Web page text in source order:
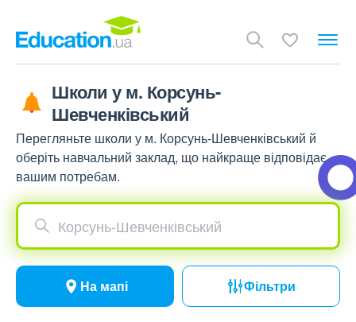
Школи у м. Корсунь-
Шевченківський
Перегляньте школи у м. Корсунь-Шевченківський й
оберіть навчальний заклад, що найкраще відповідає
вашим потребам.
Корсунь-Шевченківський
На мапі Фільтри